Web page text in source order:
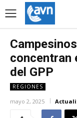
concentran
del GPP
REGIONES
mayo 2, 2025